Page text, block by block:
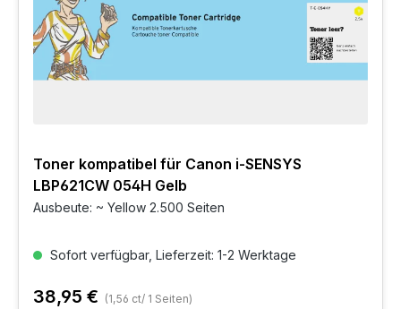
Toner kompatibel für Canon i-SENSYS
LBP621CW 054H Gelb
Ausbeute: ~ Yellow 2.500 Seiten
Sofort verfügbar, Lieferzeit: 1-2 Werktage
38,95 € (1,56 ct/ 1 Seiten)